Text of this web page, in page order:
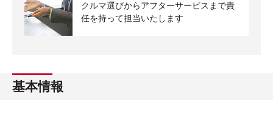
クルマ選びからアフターサービスまで責
任を持って担当いたします
基本情報